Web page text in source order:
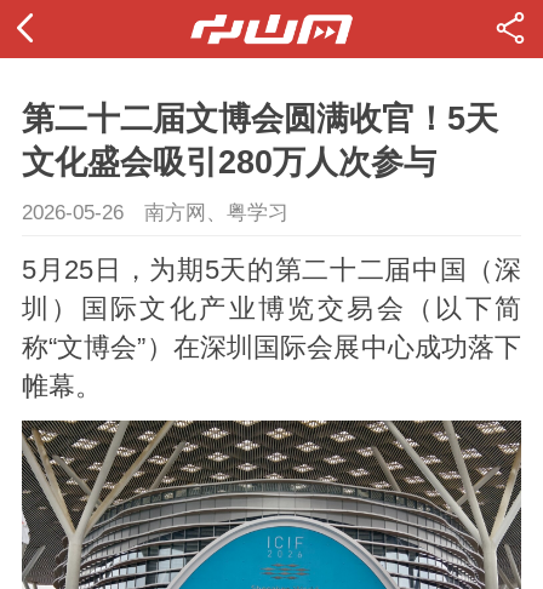
第二十二届文博会圆满收官！5天
文化盛会吸引280万人次参与
2026-05-26 南方网、粤学习
5月25日，为期5天的第二十二届中国（深
圳）国际文化产业博览交易会（以下简
称“文博会”）在深圳国际会展中心成功落下
帷幕。